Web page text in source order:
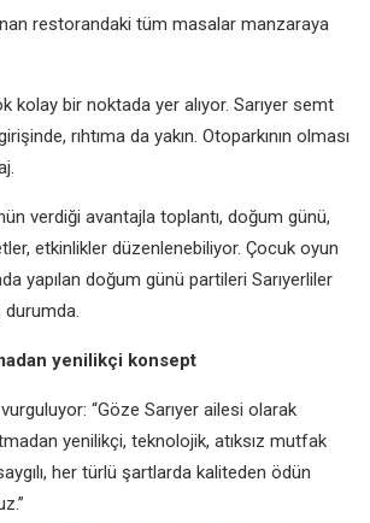
restorandaki tüm masalar manzaraya
kolay bir noktada yer alıyor. Sarıyer semt
rıhtıma da yakın. Otoparkının olması
verdiği avantajla toplantı, doğum günü,
etkinlikler düzenlenebiliyor. Çocuk oyun
yapılan doğum günü partileri Sarıyerliler
durumda.
yenilikçi konsept
“Göze Sarıyer ailesi olarak
yenilikçi, teknolojik, atıksız mutfak
her türlü şartlarda kaliteden ödün